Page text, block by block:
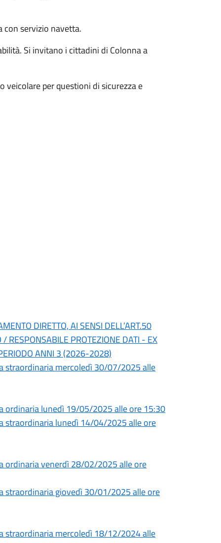
con servizio navetta.
Si invitano i cittadini di Colonna a
per questioni di sicurezza e
DIRETTO, AI SENSI DELL’ART.50
RESPONSABILE PROTEZIONE DATI - EX
ANNI 3 (2026-2028)
straordinaria mercoledì 30/07/2025 alle
ordinaria lunedì 19/05/2025 alle ore 15:30
straordinaria lunedì 14/04/2025 alle ore
ordinaria venerdì 28/02/2025 alle ore
straordinaria giovedì 30/01/2025 alle ore
straordinaria mercoledì 18/12/2024 alle